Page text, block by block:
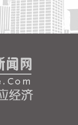
条件
籍居民
浮20万
条件
人为公
为缴存
购房家